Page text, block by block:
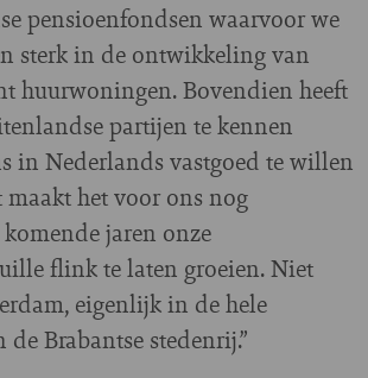
pensioenfondsen waarvoor we
sterk in de ontwikkeling van
huurwoningen. Bovendien heeft
partijen te kennen
in Nederlands vastgoed te willen
maakt het voor ons nog
jaren onze
flink te laten groeien. Niet
eigenlijk in de hele
Brabantse stedenrij.”